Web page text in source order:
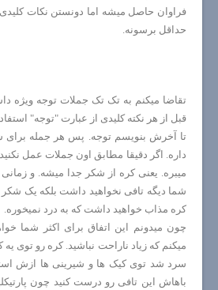
فراوان حاصل میشه اما دونستن نکات
حداقل برسونه.
تقاضا میکنم به تک تک جملات توجه ویژه
قبل از هر نکته کلیدی از عبارت "توجه"
تا آخرش بنویسم توجه. پس هر جمله
داره. اگر دقیقا مطابق اون جملات عمل
میبره. یعنی کره از شکر جدا میشه. و
شما دیگه تافی نخواهید داشت بلکه یک
کره مذاب خواهید داشت که به درد نمیخوره.
چون میدونم این اتفاق برای اکثر شما
میکنم که زیاد ناراحت نباشید. کره رو توی یه
سرد شد توی کیک ها و شیرینی ها ازش
باهاش این تافی رو درست کنید چون